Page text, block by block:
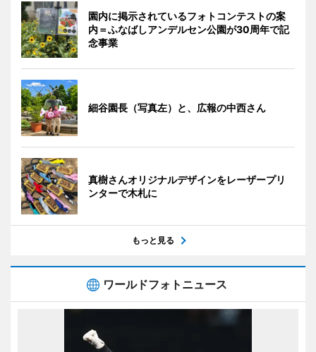
園内に掲示されているフォトコンテストの案
内＝ふなばしアンデルセン公園が30周年で記
念事業
細谷園長（写真左）と、広報の中西さん
真樹さんオリジナルデザインをレーザープリ
ンターで木札に
もっと見る
ワールドフォトニュース